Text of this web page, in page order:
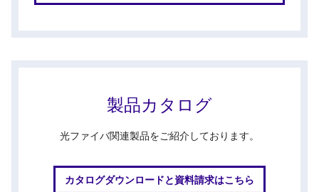
製品カタログ
光ファイバ関連製品をご紹介しております。
カタログダウンロードと資料請求はこちら